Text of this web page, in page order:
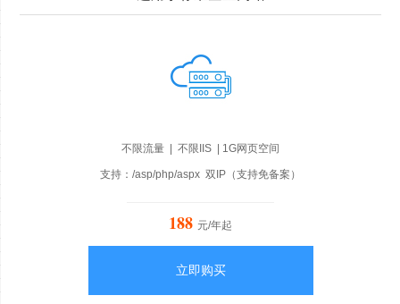
不限流量 | 不限IIS | 1G网页空间
支持：/asp/php/aspx 双IP（支持免备案）
188 元/年起
立即购买